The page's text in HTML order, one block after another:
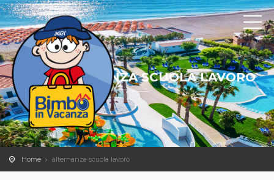
ALTERNANZA SCUOLA LAVORO
Home alternanza scuola lavoro